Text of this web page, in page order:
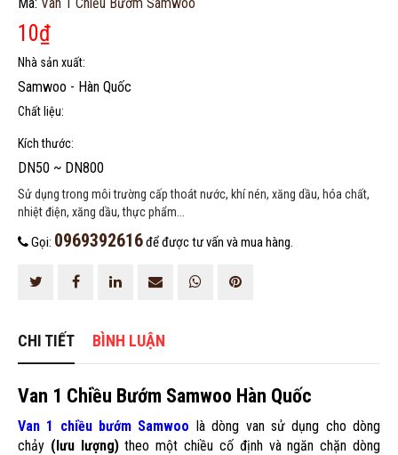
10₫
Nhà sản xuất:
Samwoo - Hàn Quốc
Chất liệu:
Kích thước:
DN50 ~ DN800
Sử dụng trong môi trường cấp thoát nước, khí nén, xăng dầu, hóa chất,
nhiệt điện, xăng dầu, thực phẩm...
Gọi: 0969392616để được tư vấn và mua hàng.
CHI TIẾT BÌNH LUẬN
Van 1 Chiều Bướm Samwoo Hàn Quốc
Van 1 chiều bướm Samwoo là dòng van sử dụng cho dòng
chảy (lưu lượng)theo một chiều cố định và ngăn chặn dòng
HOÀN THÀNH